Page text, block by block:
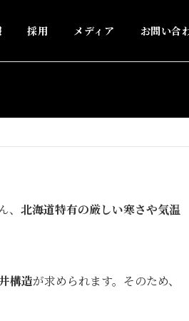
採用 メディア お問い合
、 北海道特有の厳しい寒さや気温
構造が求められます。そのため、